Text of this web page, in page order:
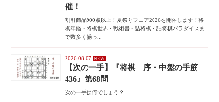
催！
割引商品900点以上！夏祭りフェア2026を開催します！将
棋年鑑・将棋世界・戦術書・詰将棋・詰将棋パラダイスま
で数多く揃っ...
2026.08.07
【次の一手】『将棋 序・中盤の手筋
436』第68問
次の一手は何でしょう？